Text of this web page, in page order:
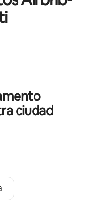
ciudad